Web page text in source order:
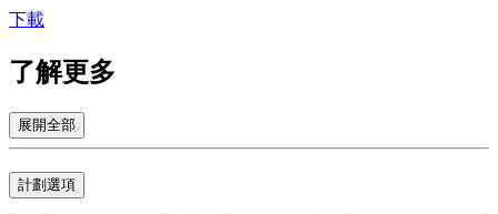
下載
了解更多
展開全部
計劃選項